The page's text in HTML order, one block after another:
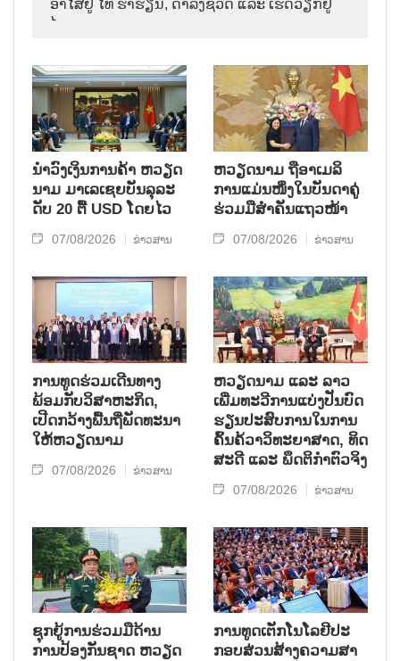
ອາ​ໄສ​ຢູ່ ໄທ ຮ່ຳ​ຮຽນ, ດຳ​ລົງ​ຊີ​ວິດ ແລະ ເຮັດ​ວຽກ​ຢູ່​
ໄທ.
ນຳ​ວົງ​ເງິນ​ການ​ຄ້າ ຫວຽດ​
ນາມ ມາ​ເລ​ເຊຍ​ບັນ​ລຸ​ລະ​
ດັບ 20 ຕື້ USD ໂດຍ​ໄວ
07/08/2026 ຂ່າວສານ
ຫ​ວຽດ​ນາມ ຖື​ອາ​ເມ​ລິ​
ການ​ແມ່ນ​ໜຶ່ງ​ໃນ​ບັນ​ດາ​ຄູ່​
ຮ່ວມ​ມື​ສຳ​ຄັນ​ແຖວ​ໜ້າ
07/08/2026 ຂ່າວສານ
ການ​ທູດ​ຮ່ວມ​ເດີນ​ທາງ​
ພ້ອມກັບ​ວິ​ສາ​ຫະ​ກ​ິດ,
ເປີດກວ້າງ​ພື້ນ​ຖີ່​ພັດ​ທະ​ນາ​
ໃຫ້​ຫວຽດ​ນາມ
07/08/2026 ຂ່າວສານ
ຫວຽດ​ນາມ ແລະ ລາວ​
ເພີ່ມ​ທະ​ວີ​ການ​ແບ່​ງ​ປັນ​ບົດ​
ຮຽນ​ປະ​ສົບ​ການ​ໃນ​ການ​
ຄົ້ນ​ຄ້​ວາ​ວິ​ທະ​ຍາ​ສາດ, ທິດ​
ສະ​ດີ ແລະ ພຶດ​ຕິ​ກຳຕົວ​ຈິງ
07/08/2026 ຂ່າວສານ
ຊຸກ​ຍູ້​ການ​ຮ່ວມ​ມື​ດ້ານ​
ການ​ປ້ອງ​ກັນ​ຊາດ ຫວຽດ​
ການ​ທູດ​ເຕັກ​ໂນ​ໂລ​ຢີ​ປະ​
ກອບ​ສ່ວນ​ສ້າງ​ຄວາມ​ສາ​